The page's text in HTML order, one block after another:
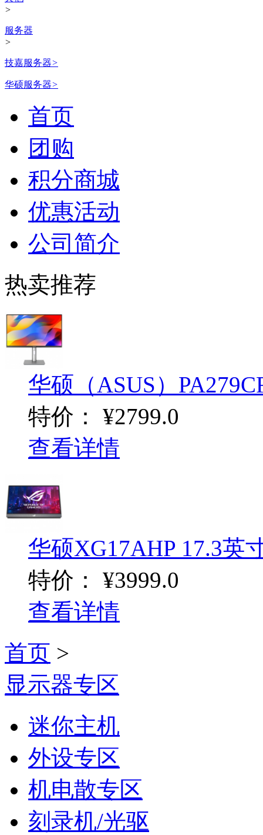
>
服务器
>
技嘉服务器>
华硕服务器>
首页
团购
积分商城
优惠活动
公司简介
热卖推荐
华硕（ASUS）
特价：
¥2799.0
查看详情
华硕XG17AHP 17.3英
特价：
¥3999.0
查看详情
首页 >
显示器专区
迷你主机
外设专区
机电散专区
刻录机/光驱